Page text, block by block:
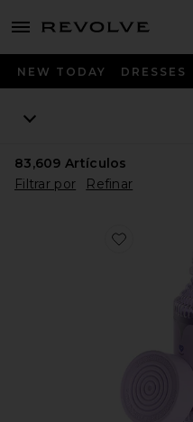
menu - shows more content
NEW TODAY DRESSES
83,609 Artículos
Filtrar por
Refinar
Favorite